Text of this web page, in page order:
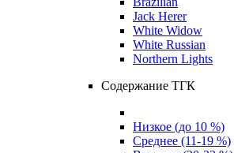
Jack Herer
White Widow
White Russian
Northern Lights
Содержание ТГК
Низкое (до 10 %)
Среднее (11-19 %)